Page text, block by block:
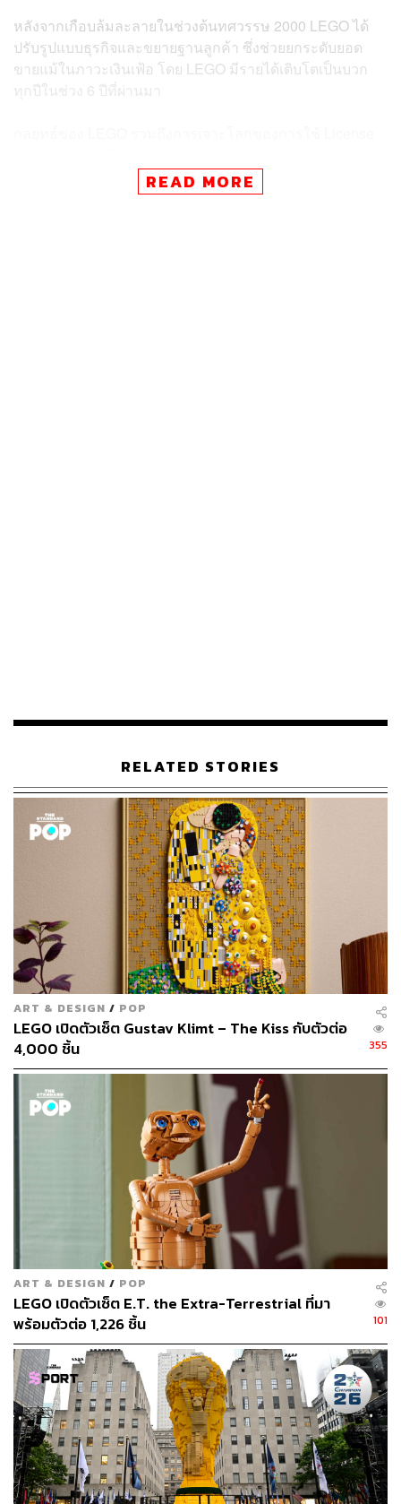
หลังจากเกือบล้มละลายในช่วงต้นทศวรรษ 2000 LEGO ได้
ปรับรูปแบบธุรกิจและขยายฐานลูกค้า ซึ่งช่วยยกระดับยอด
ขายแม้ในภาวะเงินเฟ้อ โดย LEGO มีรายได้เติบโตเป็นบวก
ทุกปีในช่วง 6 ปีที่ผ่านมา
การร่วมมือกับสตูดิโอเพื่อนำเสนอเนื้อหา LEGO แก่ผู้บริโภค
และการสร้างโรงงานผลิตใกล้กับศูนย์กระจายสินค้าเพื่อให้
ต่างๆ ที่ตอบสนองผู้ชมกลุ่มใหม่ เช่น ชุด Cityscape ที่มีเส้น
ขอบฟ้าตั้งแต่ลอนดอนไปจนถึงนิวยอร์ก ภาพวาดดังเช่น
Starry Night ของ Vincent van Gogh และ Mona Lisa ของ
Leonardo da Vinci รวมถึง Botanicals
LEGO ร่วมมือกับ Formula 1 เพื่อสร้างชุด F1 ตั้งแต่ชุด
Duplo สำหรับเด็กก่อนวัยเรียน ไปจนถึงชุดสะสมสำหรับ
ผู้ใหญ่ Goldin กล่าวว่า ผลิตภัณฑ์รถยนต์ก่อนหน้านี้ รวมถึง
ชุด McLaren LEGO ทำยอดขายได้ดี
“เราเริ่มต้นด้วยผู้ชมเสมอ” เธออธิบาย “เรามักจะมองว่าเด็กๆ
ชอบอะไร? และเราเห็นว่า F1 เป็นหนึ่งในสิ่งที่เด็กๆ หลงใหล
มากที่สุด เติบโตทั่วโลก และดึงดูดผู้ชมใหม่ๆ มากมาย โดย
เฉพาะผู้หญิงและครอบครัว”
การดึงดูดผู้บริโภคใหม่ๆ ช่วยให้ LEGO สามารถขับเคลื่อน
รายได้ และช่วยชดเชยจุดอ่อนในวงการภาพยนตร์ ปัญหา
ยอดขายในปัจจุบันของอุตสาหกรรมของเล่นส่วนใหญ่มาจาก
การหยุดชะงักของการผลิตในฮอลลีวูด แต่ในปี 2023 LEGO
นำเสนอผลิตภัณฑ์ 780 รายการ ซึ่งประมาณ 50% เป็นสินค้า
ในขณะเดียวกัน LEGO ได้ขยายออกไปไกลกว่าพื้นที่บนชั้น
วางสินค้า บริษัทได้เปิดตัวภาพยนตร์หลายเรื่อง ร่วมมือกับ
สตรีมเมอร์ เช่น Disney+ เพื่อนำเสนอเนื้อหา Marvel และ
Star Wars สู่หน้าจอขนาดเล็ก และเปิดตัวเกมของตัวเองใน
Fortnite
“เราต้องจำไว้ว่าเด็กๆ พวกเขาเติบโตขึ้น ดังนั้นจึงมีคนรุ่นใหม่
เข้ามาตลอดเวลา ฉันคิดว่าในอีกห้าปีข้างหน้าเราจะเห็น
ดิจิทัลและการโต้ตอบเข้ามาในประสบการณ์ที่แตกต่างกันที่
เราสามารถสร้างขึ้นได้มากขึ้น” Goldin กล่าว และเน้นว่า
LEGO ตั้งเป้าที่จะสร้างประสบการณ์นอกเหนือจากชุดตัวต่อ
Niels Christiansen ซีอีโอของ LEGO เน้นย้ำถึงความสำคัญ
READ MORE
RELATED STORIES
ART & DESIGN / POP
LEGO เปิดตัวเซ็ต Gustav Klimt – The Kiss กับตัวต่อ
4,000 ชิ้น
355
ART & DESIGN / POP
LEGO เปิดตัวเซ็ต E.T. the Extra-Terrestrial ที่มา
พร้อมตัวต่อ 1,226 ชิ้น
101